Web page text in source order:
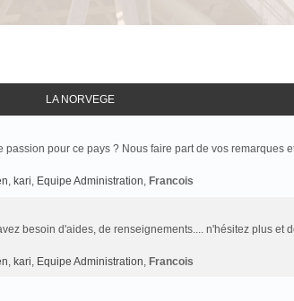
LA NORVEGE
pour ce pays ? Nous faire part de vos remarques
, kari, Equipe Administration, Francois
besoin d'aides, de renseignements.... n'hésitez plus et
, kari, Equipe Administration, Francois